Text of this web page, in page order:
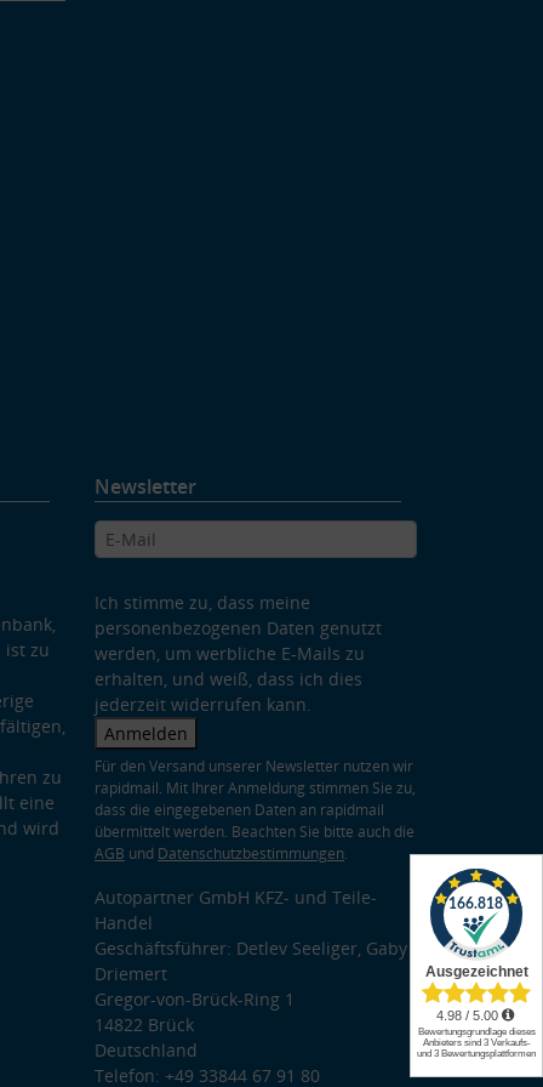
ist zu
zu
eine
wird
Newsletter
Ich stimme zu, dass meine
personenbezogenen Daten genutzt
werden, um werbliche E-Mails zu
erhalten, und weiß, dass ich dies
jederzeit widerrufen kann.
Anmelden
Für den Versand unserer Newsletter nutzen wir
rapidmail. Mit Ihrer Anmeldung stimmen Sie zu,
dass die eingegebenen Daten an rapidmail
übermittelt werden. Beachten Sie bitte auch die
AGB und Datenschutzbestimmungen.
Autopartner GmbH KFZ- und Teile-
Handel
Geschäftsführer: Detlev Seeliger, Gaby
Driemert
Gregor-von-Brück-Ring 1
14822 Brück
Deutschland
Telefon: +49 33844 67 91 80